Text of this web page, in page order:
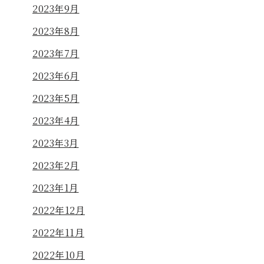
2023年9月
2023年8月
2023年7月
2023年6月
2023年5月
2023年4月
2023年3月
2023年2月
2023年1月
2022年12月
2022年11月
2022年10月